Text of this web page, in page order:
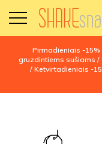
Pirmadieniais -
gruzdintiems sušiams /
/ Ketvirtadieniais -